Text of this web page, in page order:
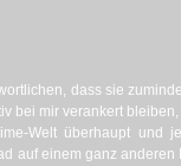
dass sie
bei mir verankert
Welt überhaupt und
auf einem ganz